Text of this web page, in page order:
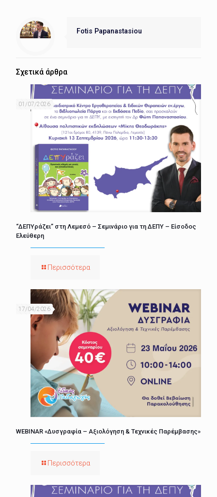
Fotis Papanastasiou
Σχετικά άρθρα
01/07/2026
“ΔΕΠΥράζει” στη Λεμεσό – Σεμινάριο για τη ΔΕΠΥ – Είσοδος
Ελεύθερη
Περισσότερα
17/04/2026
WEBINAR «Δυσγραφία – Αξιολόγηση & Τεχνικές Παρέμβασης»
Περισσότερα